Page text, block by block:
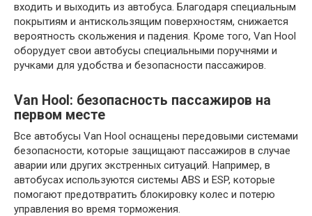
входить и выходить из автобуса. Благодаря специальным
покрытиям и антискользящим поверхностям, снижается
вероятность скольжения и падения. Кроме того, Van Hool
оборудует свои автобусы специальными поручнями и
ручками для удобства и безопасности пассажиров.
Van Hool: безопасность пассажиров на
первом месте
Все автобусы Van Hool оснащены передовыми системами
безопасности, которые защищают пассажиров в случае
аварии или других экстренных ситуаций. Например, в
автобусах используются системы ABS и ESP, которые
помогают предотвратить блокировку колес и потерю
управления во время торможения.